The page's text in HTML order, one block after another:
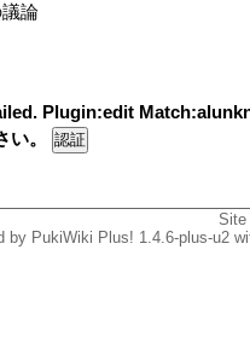
論
Plugin:edit
い。
by PukiWiki Plus! 1.4.6-plus-u2